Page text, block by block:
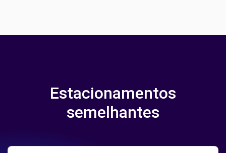
Estacionamentos
semelhantes